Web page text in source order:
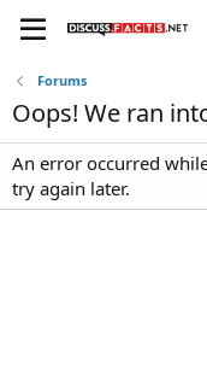
Forums
Oops! We ran
An error occurred
try again later.